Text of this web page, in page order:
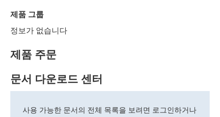
제품 그룹
정보가 없습니다
제품 주문
문서 다운로드 센터
사용 가능한 문서의 전체 목록을 보려면 로그인하거나